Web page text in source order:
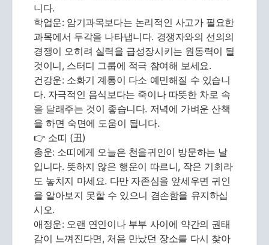
니다.
학업운: 암기과목보다는 논리적인 사고가 필요한
과목에서 두각을 나타냅니다. 경쟁자와의 선의의
경쟁이 오히려 실력을 급성장시키는 원동력이 될
것이니, 스터디 그룹에 적극 참여해 보세요.
건강운: 소화기 계통이 다소 예민해질 수 있습니
다. 자극적인 음식보다는 죽이나 따뜻한 차로 속
을 달래주는 것이 좋습니다. 저녁에 가벼운 산책
을 하면 숙면에 도움이 됩니다.
👉 소띠 (丑)
총운: 소띠에게 오늘은 천을귀인이 방문하는 날
입니다. 뜻하지 않은 행운이 따르니, 작은 기회라
도 놓치지 마세요. 다만 자존심을 앞세우면 귀인
을 알아보지 못할 수 있으니 겸손함을 유지하십
시오.
애정운: 오랜 연인이나 부부 사이에 약간의 권태
감이 느껴진다면, 처음 만났던 장소를 다시 찾아